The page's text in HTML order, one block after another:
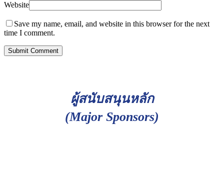
Website
Save my name, email, and website in this browser for the next
time I comment.
ผู้สนับสนุนหลัก
(Major Sponsors)